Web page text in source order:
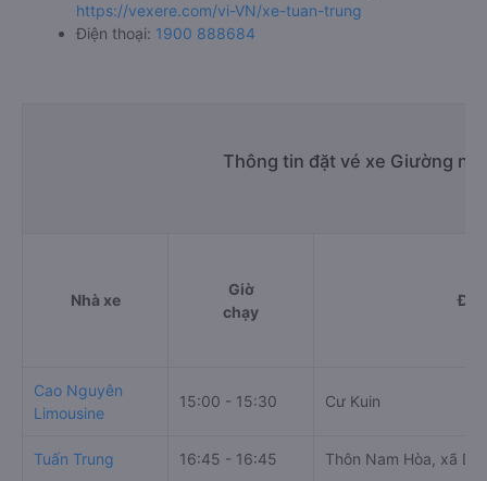
https://vexere.com/vi-VN/xe-tuan-trung
Điện thoại: 1900 888684
Thông tin đặt vé xe Giường
Nhà xe
Giờ
chạy
Cao Nguyên
Limousine
15:00 - 15:30 Cư Kuin
Tuấn Trung 16:45 - 16:45 Thôn Nam Hòa, xã